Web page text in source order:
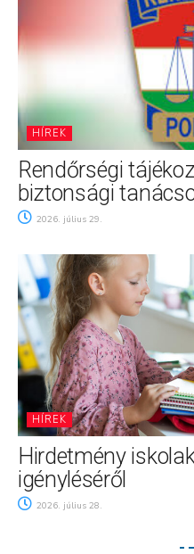
HÍREK
Rendőrségi
biztonsági
2026. július 29.
HÍREK
Hirdetmény
igényléséről
2026. július 28.